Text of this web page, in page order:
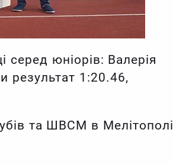
юніорів: Валерія
1:20.46,
та ШВСМ в Мелітополі